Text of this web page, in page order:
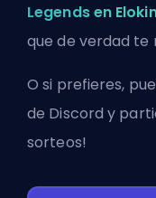
Legends en
que de verdad te
O si prefieres,
de Discord y
sorteos!